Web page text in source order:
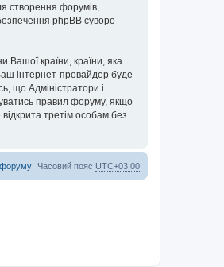
створення форумів,
phpBB суворо
Вашої країни, країни, яка
інтернет-провайдер буде
що Адміністратори і
правил форуму, якщо
третім особам без
Часовий пояс UTC+03:00
форуму